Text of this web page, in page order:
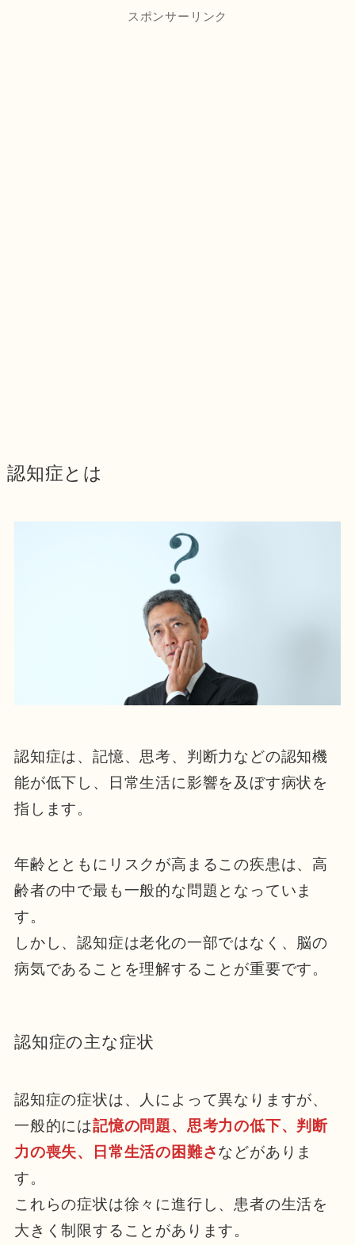
スポンサーリンク
認知症とは
認知症は、記憶、思考、判断力などの認知機
能が低下し、日常生活に影響を及ぼす病状を
指します。
年齢とともにリスクが高まるこの疾患は、高
齢者の中で最も一般的な問題となっていま
す。
しかし、認知症は老化の一部ではなく、脳の
病気であることを理解することが重要です。
認知症の主な症状
認知症の症状は、人によって異なりますが、
一般的には記憶の問題、思考力の低下、判断
力の喪失、日常生活の困難さなどがありま
す。
これらの症状は徐々に進行し、患者の生活を
大きく制限することがあります。